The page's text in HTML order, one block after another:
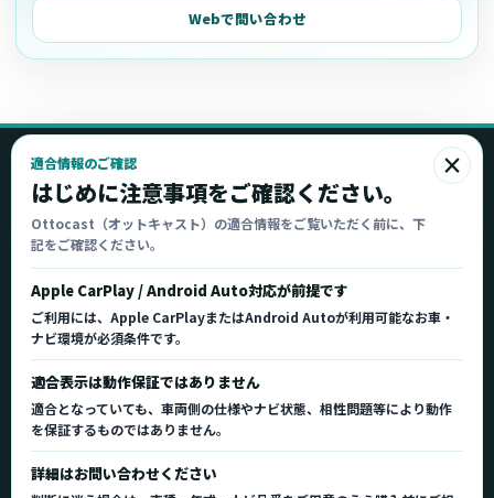
Webで問い合わせ
×
適合情報のご確認
はじめに注意事項をご確認ください。
Ottocast（オットキャスト）の適合情報をご覧いただく前に、下
記をご確認ください。
Apple CarPlay / Android Auto対応が前提です
ご利用には、Apple CarPlayまたはAndroid Autoが利用可能なお車・
ナビ環境が必須条件です。
適合表示は動作保証ではありません
適合となっていても、車両側の仕様やナビ状態、相性問題等により動作
を保証するものではありません。
詳細はお問い合わせください
Ottocast
オットキャスト
Ottocast正規販売代理店 Azgate株式会社
Ottocast（オットキャスト）の製品情報、車種適
合、サポート情報を日本国内向けに整理してご案内し
ます。
正規販売代理店 車種適合情報 国内サポート窓口
製品を探す
製品一覧